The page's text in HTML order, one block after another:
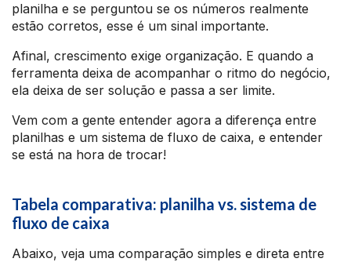
planilha e se perguntou se os números realmente
estão corretos, esse é um sinal importante.
Afinal, crescimento exige organização. E quando a
ferramenta deixa de acompanhar o ritmo do negócio,
ela deixa de ser solução e passa a ser limite.
Vem com a gente entender agora a diferença entre
planilhas e um sistema de fluxo de caixa, e entender
se está na hora de trocar!
Tabela comparativa: planilha vs. sistema de
fluxo de caixa
Abaixo, veja uma comparação simples e direta entre